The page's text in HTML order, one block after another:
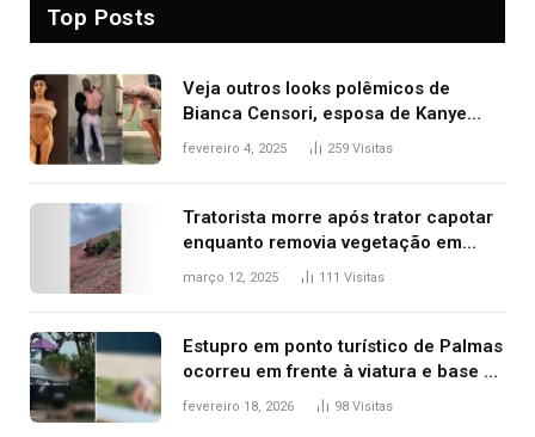
Top Posts
Veja outros looks polêmicos de
Bianca Censori, esposa de Kanye
West que apareceu nua no Grammy
fevereiro 4, 2025 259 Visitas
Tratorista morre após trator capotar
enquanto removia vegetação em
ribanceira de rodovia
março 12, 2025 111 Visitas
Estupro em ponto turístico de Palmas
ocorreu em frente à viatura e base de
segurança; polícia investiga
fevereiro 18, 2026 98 Visitas